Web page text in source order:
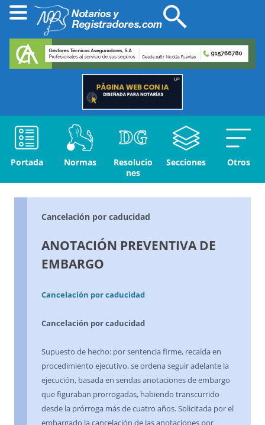
Portada Normas
Resolucio
nes
Secciones Otros
Cancelación por caducidad
ANOTACIÓN PREVENTIVA DE
EMBARGO
Cancelación por caducidad
Cancelación por caducidad
Supuesto de hecho: por sentencia firme, recaída en
procedimiento ejecutivo, se ordena seguir adelante la
ejecución, basada en sendas anotaciones de embargo
que figuraban prorrogadas, habiendo transcurrido
desde la prórroga más de cuatro años. Solicitada por el